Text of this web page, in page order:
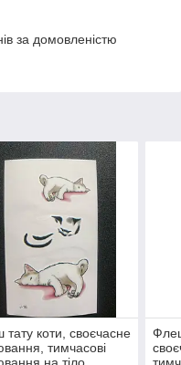
за домовленістю
коти, своєчасне
тимчасові